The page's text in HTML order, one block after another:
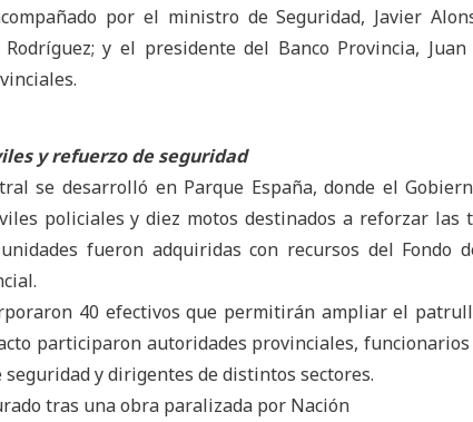
por el ministro de Seguridad, Javier
y el presidente del Banco Provincia,
y refuerzo de seguridad
se desarrolló en Parque España, donde el
policiales y diez motos destinados a reforzar las
fueron adquiridas con recursos del Fondo
40 efectivos que permitirán ampliar el
participaron autoridades provinciales,
seguridad y dirigentes de distintos sectores.
tras una obra paralizada por Nación